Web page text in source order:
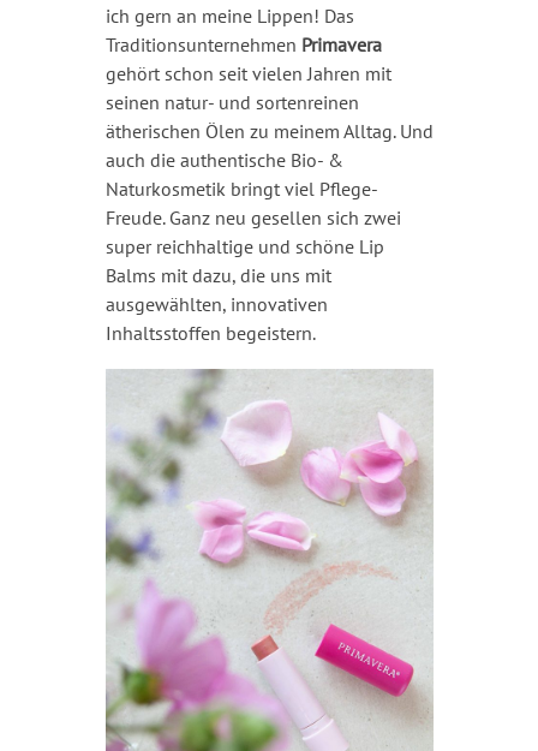
ich gern an meine Lippen! Das
Traditionsunternehmen Primavera
gehört schon seit vielen Jahren mit
seinen natur- und sortenreinen
ätherischen Ölen zu meinem Alltag. Und
auch die authentische Bio- &
Naturkosmetik bringt viel Pflege-
Freude. Ganz neu gesellen sich zwei
super reichhaltige und schöne Lip
Balms mit dazu, die uns mit
ausgewählten, innovativen
Inhaltsstoffen begeistern.